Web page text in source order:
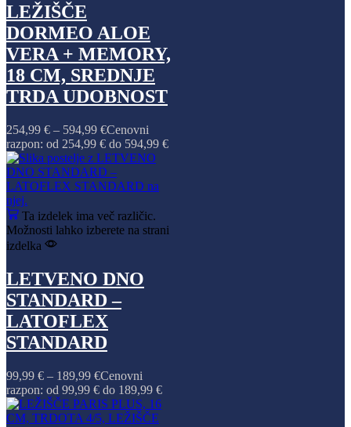
LEŽIŠČE
DORMEO ALOE
VERA + MEMORY,
18 CM, SREDNJE
TRDA UDOBNOST
254,99 € – 594,99 €Cenovni
razpon: od 254,99 € do 594,99 €
Ta izdelek ima več različic.
Možnosti lahko izberete na strani
izdelka
LETVENO DNO
STANDARD –
LATOFLEX
STANDARD
99,99 € – 189,99 €Cenovni
razpon: od 99,99 € do 189,99 €